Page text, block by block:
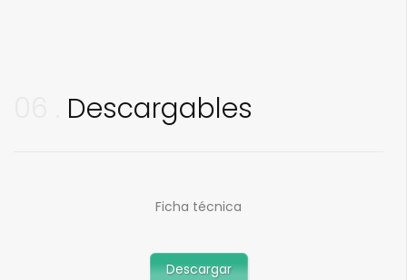
Descargables
Ficha técnica
Descargar